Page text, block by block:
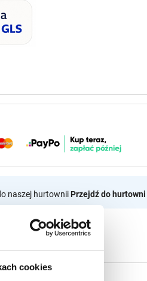
cookies
naszej hurtowniiPrzejdź do hurtowni